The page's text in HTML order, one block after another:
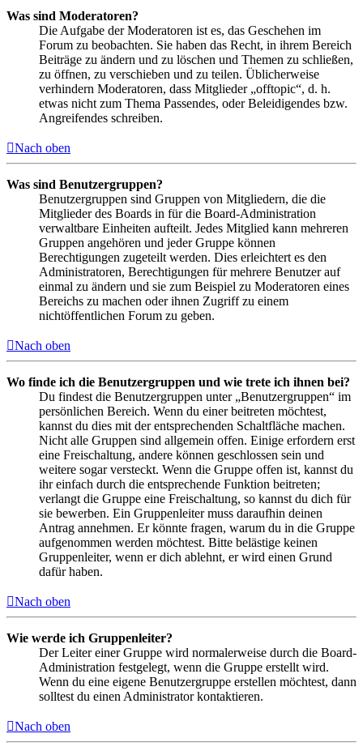
Was sind Moderatoren?
Die Aufgabe der Moderatoren ist es, das Geschehen im
Forum zu beobachten. Sie haben das Recht, in ihrem Bereich
Beiträge zu ändern und zu löschen und Themen zu schließen,
zu öffnen, zu verschieben und zu teilen. Üblicherweise
verhindern Moderatoren, dass Mitglieder „offtopic“, d. h.
etwas nicht zum Thema Passendes, oder Beleidigendes bzw.
Angreifendes schreiben.
Nach oben
Was sind Benutzergruppen?
Benutzergruppen sind Gruppen von Mitgliedern, die die
Mitglieder des Boards in für die Board-Administration
verwaltbare Einheiten aufteilt. Jedes Mitglied kann mehreren
Gruppen angehören und jeder Gruppe können
Berechtigungen zugeteilt werden. Dies erleichtert es den
Administratoren, Berechtigungen für mehrere Benutzer auf
einmal zu ändern und sie zum Beispiel zu Moderatoren eines
Bereichs zu machen oder ihnen Zugriff zu einem
nichtöffentlichen Forum zu geben.
Nach oben
Wo finde ich die Benutzergruppen und wie trete ich ihnen bei?
Du findest die Benutzergruppen unter „Benutzergruppen“ im
persönlichen Bereich. Wenn du einer beitreten möchtest,
kannst du dies mit der entsprechenden Schaltfläche machen.
Nicht alle Gruppen sind allgemein offen. Einige erfordern erst
eine Freischaltung, andere können geschlossen sein und
weitere sogar versteckt. Wenn die Gruppe offen ist, kannst du
ihr einfach durch die entsprechende Funktion beitreten;
verlangt die Gruppe eine Freischaltung, so kannst du dich für
sie bewerben. Ein Gruppenleiter muss daraufhin deinen
Antrag annehmen. Er könnte fragen, warum du in die Gruppe
aufgenommen werden möchtest. Bitte belästige keinen
Gruppenleiter, wenn er dich ablehnt, er wird einen Grund
dafür haben.
Nach oben
Wie werde ich Gruppenleiter?
Der Leiter einer Gruppe wird normalerweise durch die Board-
Administration festgelegt, wenn die Gruppe erstellt wird.
Wenn du eine eigene Benutzergruppe erstellen möchtest, dann
solltest du einen Administrator kontaktieren.
Nach oben